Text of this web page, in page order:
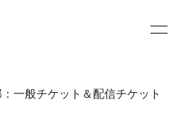
SCHEDULE
一般チケット＆配信チケット